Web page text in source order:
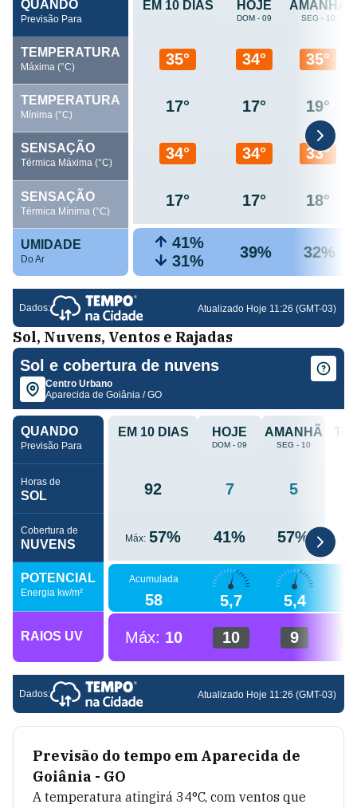
Sol, Nuvens, Ventos e Rajadas
Previsão do tempo em Aparecida de
Goiânia - GO
A temperatura atingirá 34°C, com ventos que